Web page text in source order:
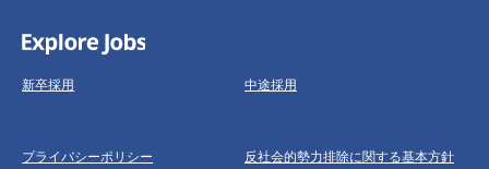
新卒採用 中途採用
プライバシーポリシー
反社会的勢力排除に関する基本方針